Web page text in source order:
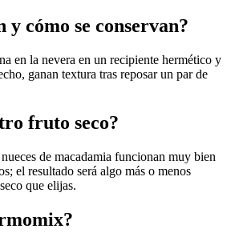
y cómo se conservan?
en la nevera en un recipiente hermético y
ganan textura tras reposar un par de
fruto seco?
de macadamia funcionan muy bien
el resultado será algo más o menos
que elijas.